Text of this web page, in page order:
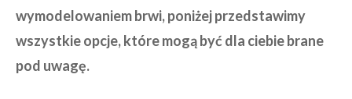
wymodelowaniem brwi, poniżej przedstawimy
wszystkie opcje, które mogą być dla ciebie brane
pod uwagę.